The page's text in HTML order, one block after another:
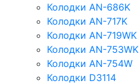
Колодки AN-686K
Колодки AN-717K
Колодки AN-719WK
Колодки AN-753WK
Колодки AN-754W
Колодки D3114